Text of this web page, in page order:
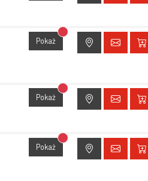
Pokaż Brak dostępu do lokalizacji
Pokaż Brak dostępu do lokalizacji
Pokaż Brak dostępu do lokalizacji